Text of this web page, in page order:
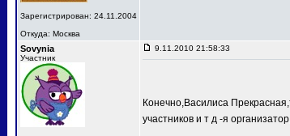
Зарегистрирован: 24.11.2004
Откуда: Москва
Sovynia
Участник
9.11.2010 21:58:33
Конечно,Василиса
участников и т д -я